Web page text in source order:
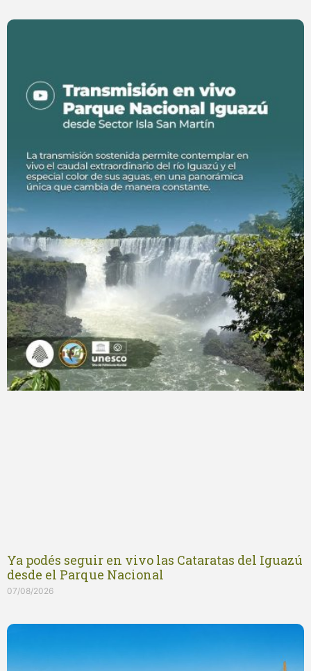
Ya podés seguir en vivo las Cataratas del Iguazú
desde el Parque Nacional
07/08/2026